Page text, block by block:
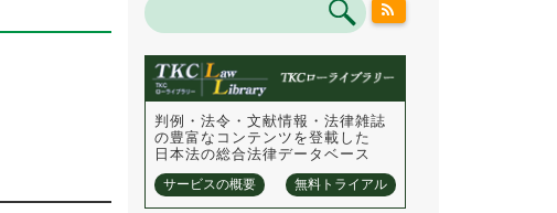
判例・法令・文献情報・法律雑誌
の豊富なコンテンツを登載した
日本法の総合法律データベース
サービスの概要 無料トライアル